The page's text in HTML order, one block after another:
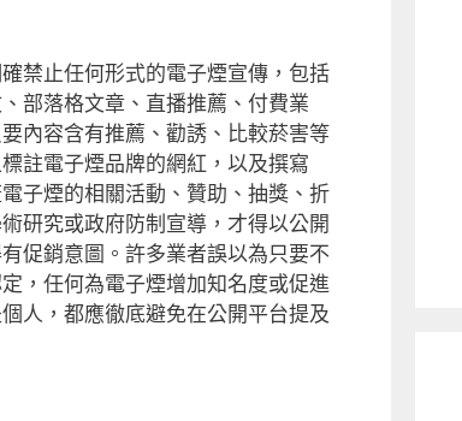
禁止任何形式的電子煙宣傳，包括
部落格文章、直播推薦、付費業
內容含有推薦、勸誘、比較菸害等
註電子煙品牌的網紅，以及撰寫
子煙的相關活動、贊助、抽獎、折
研究或政府防制宣導，才得以公開
促銷意圖。許多業者誤以為只要不
，任何為電子煙增加知名度或促進
人，都應徹底避免在公開平台提及